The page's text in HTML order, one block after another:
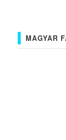
MAGYAR